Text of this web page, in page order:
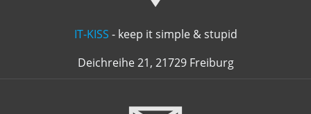
IT-KISS - keep it simple & stupid
Deichreihe 21, 21729 Freiburg